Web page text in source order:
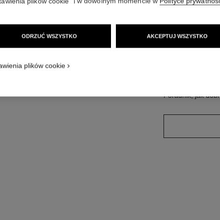
wariant(3)
poradnik, jak
ODRZUĆ WSZYSTKO AKCEPTUJ WSZYSTKO
plików cookie